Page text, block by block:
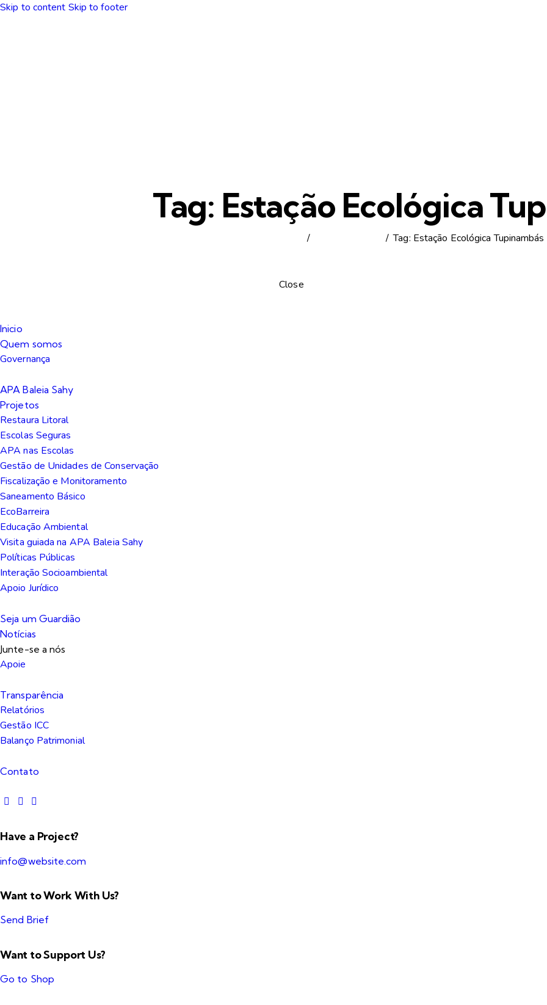
Skip to content Skip to footer
Tag: Estação Ecológica
Tag: Estação Ecológica Tupinambás
Close
Inicio
Quem somos
Governança
APA Baleia Sahy
Projetos
Restaura Litoral
Escolas Seguras
APA nas Escolas
Gestão de Unidades de Conservação
Fiscalização e Monitoramento
Saneamento Básico
EcoBarreira
Educação Ambiental
Visita guiada na APA Baleia Sahy
Políticas Públicas
Interação Socioambiental
Apoio Jurídico
Seja um Guardião
Notícias
Junte-se a nós
Apoie
Transparência
Relatórios
Gestão ICC
Balanço Patrimonial
Contato
Have a Project?
info@website.com
Want to Work With Us?
Send Brief
Want to Support Us?
Go to Shop